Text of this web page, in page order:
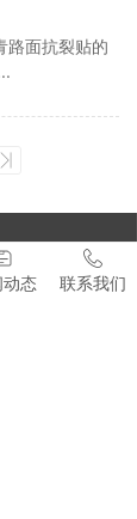
路面抗裂贴的
动态 联系我们